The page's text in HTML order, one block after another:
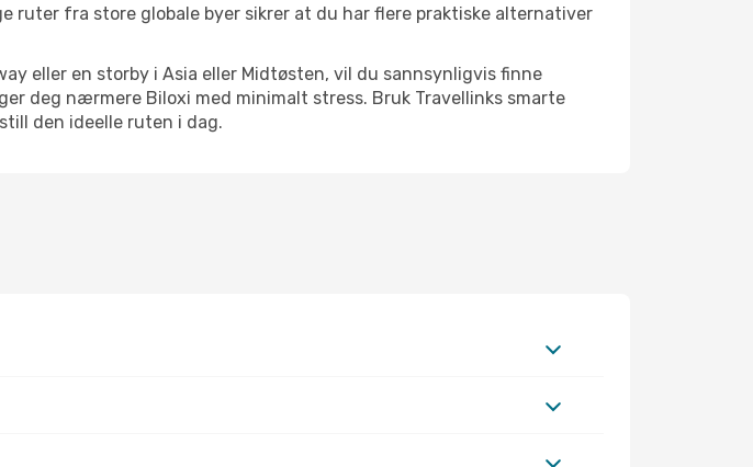
fra store globale byer sikrer at du har flere praktiske alternativer
eller en storby i Asia eller Midtøsten, vil du sannsynligvis finne
deg nærmere Biloxi med minimalt stress. Bruk Travellinks smarte
den ideelle ruten i dag.